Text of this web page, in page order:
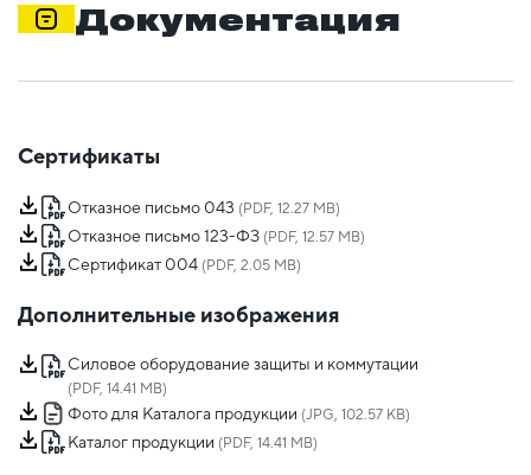
Документация
Сертификаты
Отказное письмо 043 (PDF, 12.27 MB)
Отказное письмо 123-ФЗ (PDF, 12.57 MB)
Сертификат 004 (PDF, 2.05 MB)
Дополнительные изображения
Силовое оборудование защиты и коммутации
(PDF, 14.41 MB)
Фото для Каталога продукции (JPG, 102.57 KB)
Каталог продукции (PDF, 14.41 MB)